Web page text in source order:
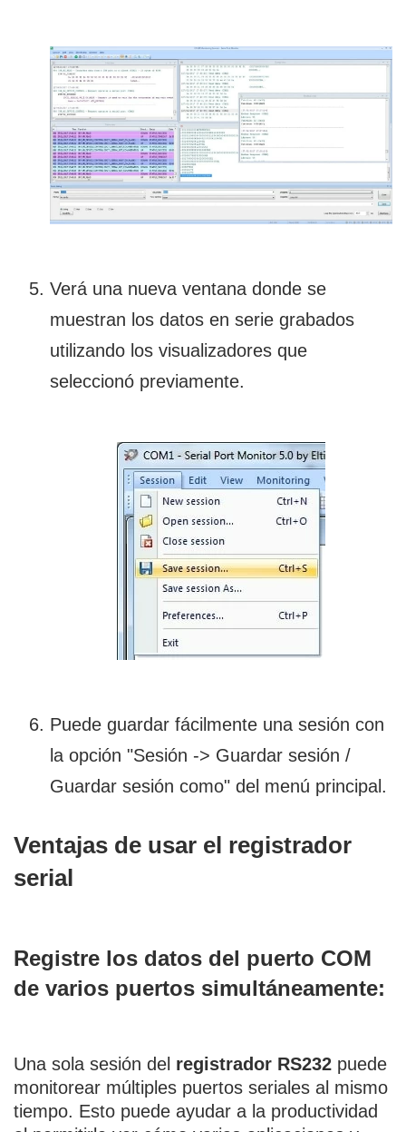
Verá una nueva ventana donde se
muestran los datos en serie grabados
utilizando los visualizadores que
seleccionó previamente.
Puede guardar fácilmente una sesión con
la opción "Sesión -> Guardar sesión /
Guardar sesión como" del menú principal.
Ventajas de usar el registrador
serial
Registre los datos del puerto COM
de varios puertos simultáneamente:
Una sola sesión del registrador RS232 puede
monitorear múltiples puertos seriales al mismo
tiempo. Esto puede ayudar a la productividad